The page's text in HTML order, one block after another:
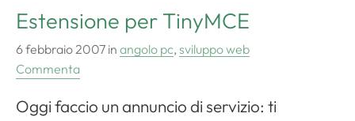
Estensione per TinyMCE
6 febbraio 2007 in angolo pc, sviluppo web
Commenta
Oggi faccio un annuncio di servizio: ti